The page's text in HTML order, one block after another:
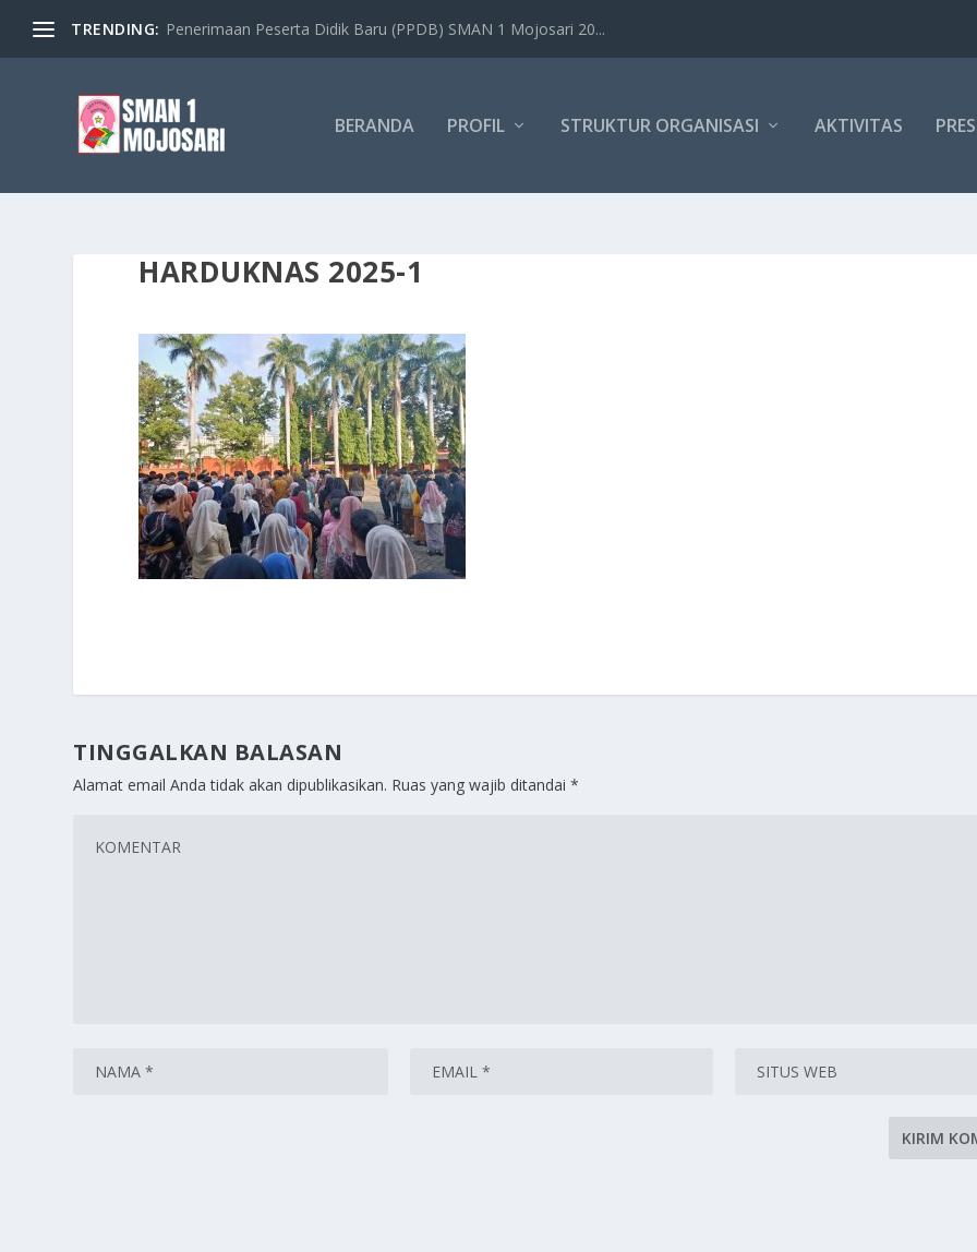
TRENDING: Penerimaan Peserta Didik Baru (PPDB) SMAN 1 Mojosari 20...
BERANDA PROFIL STRUKTUR ORGANISASI AKTIVITAS
HARDUKNAS 2025-1
TINGGALKAN BALASAN
Alamat email Anda tidak akan dipublikasikan. Ruas yang wajib ditandai*